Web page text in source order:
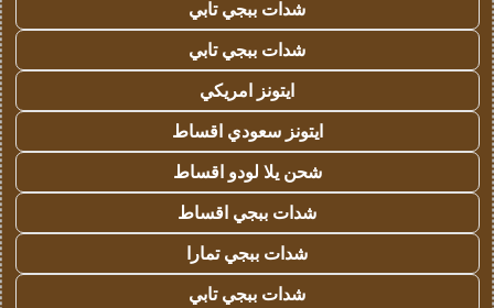
شدات ببجي تابي
شدات ببجي تابي
ايتونز امريكي
ايتونز سعودي اقساط
شحن يلا لودو اقساط
شدات ببجي اقساط
شدات ببجي تمارا
شدات ببجي تابي